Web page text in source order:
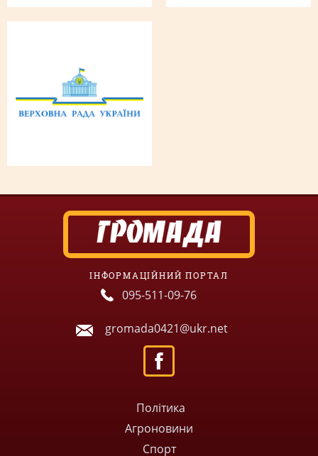
ІНФОРМАЦІЙНИЙ ПОРТАЛ
095-511-09-76
gromada0421@ukr.net
Політика
Агроновини
Спорт